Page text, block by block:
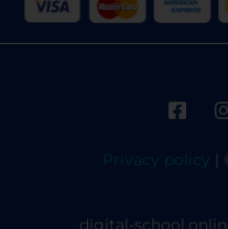
Privacy policy |
digital-